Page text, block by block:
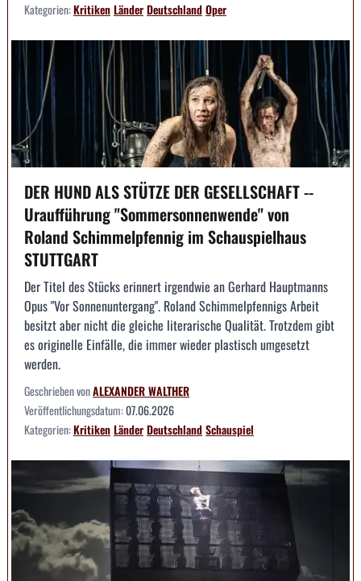
Kategorien:KritikenLänderDeutschlandOper
DER HUND ALS STÜTZE DER GESELLSCHAFT --
Uraufführung "Sommersonnenwende" von
Roland Schimmelpfennig im Schauspielhaus
STUTTGART
Der Titel des Stücks erinnert irgendwie an Gerhard Hauptmanns
Opus "Vor Sonnenuntergang". Roland Schimmelpfennigs Arbeit
besitzt aber nicht die gleiche literarische Qualität. Trotzdem gibt
es originelle Einfälle, die immer wieder plastisch umgesetzt
werden.
Geschrieben vonALEXANDER WALTHER
Veröffentlichungsdatum:07.06.2026
Kategorien:KritikenLänderDeutschlandSchauspiel